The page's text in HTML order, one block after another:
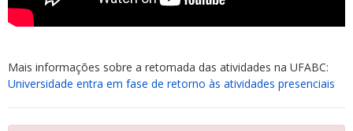
Mais informações sobre a retomada das atividades na UFABC:
Universidade entra em fase de retorno às atividades presenciais